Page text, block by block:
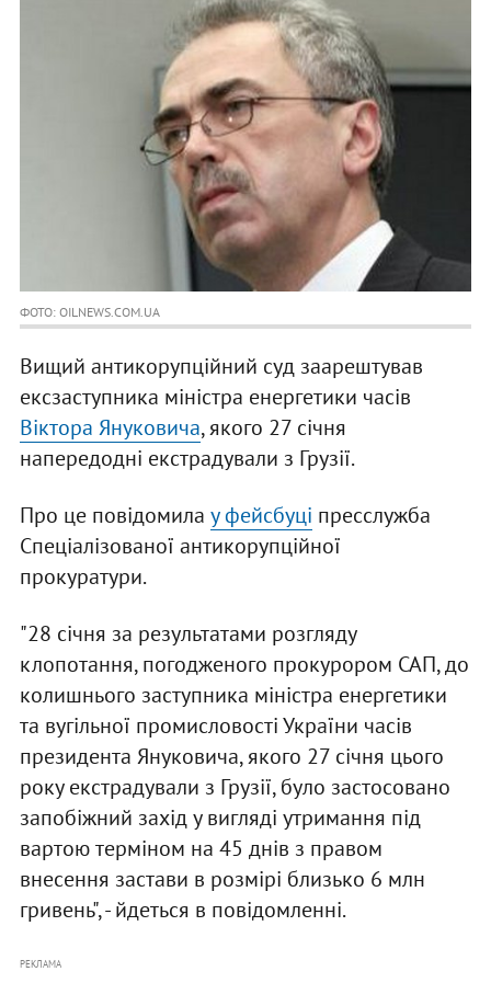
ФОТО: OILNEWS.COM.UA
Вищий антикорупційний суд заарештував
ексзаступника міністра енергетики часів
Віктора Януковича, якого 27 січня
напередодні екстрадували з Грузії.
Про це повідомила у фейсбуці пресслужба
Спеціалізованої антикорупційної
прокуратури.
"28 січня за результатами розгляду
клопотання, погодженого прокурором САП, до
колишнього заступника міністра енергетики
та вугільної промисловості України часів
президента Януковича, якого 27 січня цього
року екстрадували з Грузії, було застосовано
запобіжний захід у вигляді утримання під
вартою терміном на 45 днів з правом
внесення застави в розмірі близько 6 млн
гривень", - йдеться в повідомленні.
РЕКЛАМА